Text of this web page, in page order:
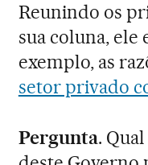
Reunindo os
sua coluna, ele
exemplo, as
setor privado
Pergunta.